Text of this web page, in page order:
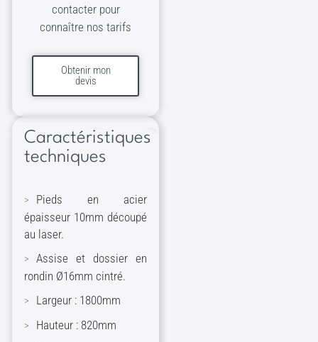
contacter pour
connaître nos tarifs
Obtenir mon
devis
Caractéristiques
techniques
Pieds en acier
épaisseur 10mm découpé
au laser.
Assise et dossier en
rondin Ø16mm cintré.
Largeur : 1800mm
Hauteur : 820mm